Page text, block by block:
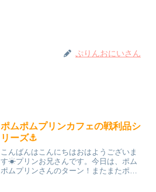
ぷりんおにいさん
ポムポムプリンカフェの戦利品シ
リーズ⚓️
こんばんはこんにちはおはようございま
す☀プリンお兄さんです。今日は、ポム
ポムプリンさんのターン！またまたポム